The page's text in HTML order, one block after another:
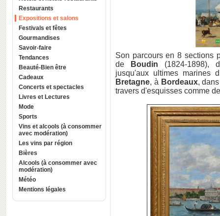
Restaurants
Expositions et salons
Festivals et fêtes
Gourmandises
Savoir-faire
Tendances
Beauté-Bien être
Cadeaux
Concerts et spectacles
Livres et Lectures
Mode
Sports
Vins et alcools (à consommer
avec modération)
Les vins par région
Bières
Alcools (à consommer avec
modération)
Météo
Mentions légales
Son parcours en 8 sections
de
Boudin (1824-1898),
jusqu'aux ultimes marines
Bretagne, à Bordeaux,
travers d'esquisses comme